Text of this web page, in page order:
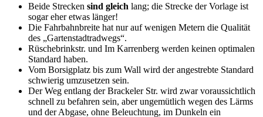
Beide Strecken sind gleich lang; die Strecke der Vorlage ist
sogar eher etwas länger!
Die Fahrbahnbreite hat nur auf wenigen Metern die Qualität
des „Gartenstadtradwegs“.
Rüschebrinkstr. und Im Karrenberg werden keinen optimalen
Standard haben.
Vom Borsigplatz bis zum Wall wird der angestrebte Standard
schwierig umzusetzen sein.
Der Weg entlang der Brackeler Str. wird zwar voraussichtlich
schnell zu befahren sein, aber ungemütlich wegen des Lärms
und der Abgase, ohne Beleuchtung, im Dunkeln ein